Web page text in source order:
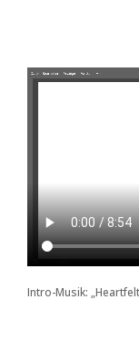
Intro-Musik: